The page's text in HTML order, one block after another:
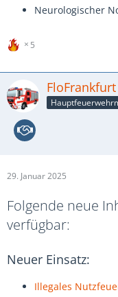
Neurologischer
5
FloFrankfurt
29. Januar 2025
Folgende neue
verfügbar:
Neuer Einsatz:
Illegales